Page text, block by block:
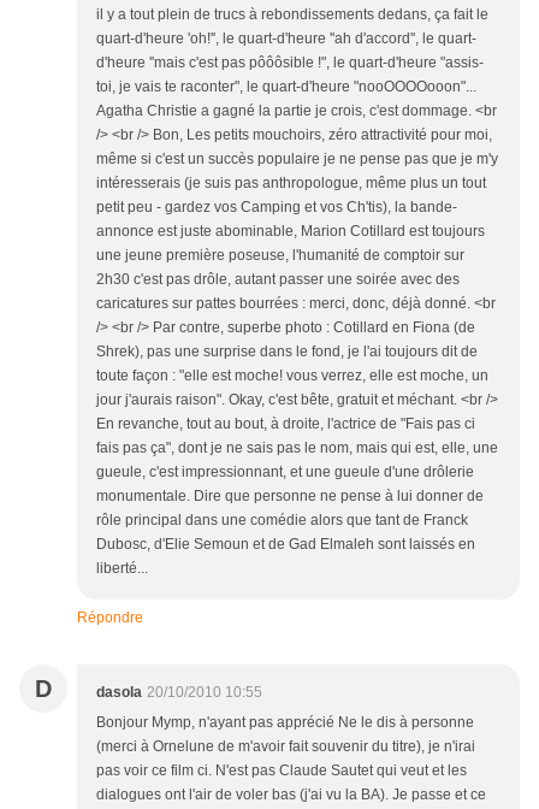
il y a tout plein de trucs à rebondissements dedans, ça fait le
quart-d'heure 'oh!'', le quart-d'heure ''ah d'accord'', le quart-
d'heure ''mais c'est pas pôôôsible !", le quart-d'heure "assis-
toi, je vais te raconter", le quart-d'heure "nooOOOOooon"...
Agatha Christie a gagné la partie je crois, c'est dommage. <br
/> <br /> Bon, Les petits mouchoirs, zéro attractivité pour moi,
même si c'est un succès populaire je ne pense pas que je m'y
intéresserais (je suis pas anthropologue, même plus un tout
petit peu - gardez vos Camping et vos Ch'tis), la bande-
annonce est juste abominable, Marion Cotillard est toujours
une jeune première poseuse, l'humanité de comptoir sur
2h30 c'est pas drôle, autant passer une soirée avec des
caricatures sur pattes bourrées : merci, donc, déjà donné. <br
/> <br /> Par contre, superbe photo : Cotillard en Fiona (de
Shrek), pas une surprise dans le fond, je l'ai toujours dit de
toute façon : "elle est moche! vous verrez, elle est moche, un
jour j'aurais raison". Okay, c'est bête, gratuit et méchant. <br />
En revanche, tout au bout, à droite, l'actrice de "Fais pas ci
fais pas ça", dont je ne sais pas le nom, mais qui est, elle, une
gueule, c'est impressionnant, et une gueule d'une drôlerie
monumentale. Dire que personne ne pense à lui donner de
rôle principal dans une comédie alors que tant de Franck
Dubosc, d'Elie Semoun et de Gad Elmaleh sont laissés en
liberté...
Répondre
D dasola 20/10/2010 10:55
Bonjour Mymp, n'ayant pas apprécié Ne le dis à personne
(merci à Ornelune de m'avoir fait souvenir du titre), je n'irai
pas voir ce film ci. N'est pas Claude Sautet qui veut et les
dialogues ont l'air de voler bas (j'ai vu la BA). Je passe et ce